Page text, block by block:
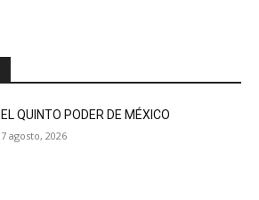
EL QUINTO PODER DE MÉXICO
7 agosto, 2026